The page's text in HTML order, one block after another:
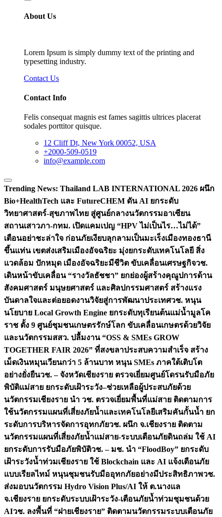
About Us
Lorem Ipsum is simply dummy text of the printing and
typesetting industry.
Contact Us
Contact Info
Felis consequat magnis est fames sagittis ultrices placerat
sodales porttitor quisque.
12 Cliff Dt, New York 00052, USA
+2000-509-0519
info@example.com
Trending News: Thailand LAB INTERNATIONAL 2026 ผนึก
Bio+HealthTech และ FutureCHEM ดัน AI ยกระดับ
วิทยาศาสตร์-สุขภาพไทย สู่ศูนย์กลางนวัตกรรมอาเซียน
สถานเสาวภา-กทม. เปิดแคมเปญ “HPV ไม่เป็นไร…ไม่ได้”
เตือนอย่าชะล่าใจ ก่อนภัยเงียบลุกลามเป็นมะเร็งเมืองทองธานี
ขึ้นแท่น เขตส่งเสริมเมืองอัจฉริยะ มุ่งยกระดับเทคโนโลยี สิ่ง
แวดล้อม ปักหมุด เมืองอัจฉริยะมีชีวิต ขับเคลื่อนเศรษฐกิจวช.
เดินหน้าขับเคลื่อน “รางวัลธัชชา” ยกย่องผู้สร้างคุณูปการด้าน
สังคมศาสตร์ มนุษยศาสตร์ และศิลปกรรมศาสตร์ สร้างแรง
บันดาลใจและต่อยอดงานวิจัยสู่การพัฒนาประเทศวช. หนุน
นโยบาย Local Growth Engine ยกระดับทุเรียนต้นแม่น้ำมูลโค
ราช ตั้ง 9 ศูนย์ชุมชนเกษตรรักษ์โลก ขับเคลื่อนเกษตรด้วยวิจัย
และนวัตกรรมสสว. ปลื้มงาน “OSS & SMEs GROW
TOGETHER FAIR 2026” ที่สงขลาประสบความสำเร็จ สร้าง
เม็ดเงินหมุนเวียนกว่า 5 ล้านบาท หนุน SMEs ภาคใต้เติบโต
อย่างยั่งยืนวช. – จังหวัดเชียงราย ตรวจเยี่ยมศูนย์โดรนรับมือภัย
พิบัติแม่สาย ยกระดับเฝ้าระวัง–ช่วยเหลือผู้ประสบภัยด้วย
นวัตกรรมเชียงราย นำ วช. ตรวจเยี่ยมพื้นที่แม่สาย ติดตามการ
ใช้นวัตกรรมแผนที่เสี่ยงภัยน้ำและเทคโนโลยีเสริมคันกั้นน้ำ ยก
ระดับการบริหารจัดการอุทกภัยวช. ผนึก จ.เชียงราย ติดตาม
นวัตกรรมแผนที่เสี่ยงภัยน้ำแม่สาย-ระบบเตือนภัยดินถล่ม ใช้ AI
ยกระดับการรับมือภัยพิบัติวช. – มช. นำ “FloodBoy” ยกระดับ
เฝ้าระวังน้ำท่วมเชียงราย ใช้ Blockchain และ AI แจ้งเตือนภัย
แบบเรียลไทม์ หนุนชุมชนรับมืออุทกภัยอย่างมีประสิทธิภาพวช.
ส่งมอบนวัตกรรม Hydro Vision Plus/AI ให้ ต.นางแล
จ.เชียงราย ยกระดับระบบเฝ้าระวัง-เตือนภัยน้ำท่วมชุมชนด้วย
AIวช. ลงพื้นที่ “ฝายเชียงราย” ติดตามนวัตกรรมระบบเตือนภัย